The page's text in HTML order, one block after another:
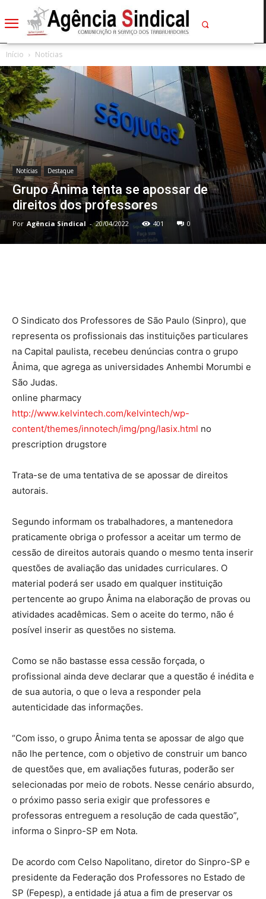
Início Notícias
Notícias Destaque
Grupo Ânima tenta se apossar de
direitos dos professores
Por Agência Sindical - 20/04/2022 401 0
O Sindicato dos Professores de São Paulo (Sinpro), que
representa os profissionais das instituições particulares
na Capital paulista, recebeu denúncias contra o grupo
Ânima, que agrega as universidades Anhembi Morumbi e
São Judas.
online pharmacy
http://www.kelvintech.com/kelvintech/wp-
content/themes/innotech/img/png/lasix.html no
prescription drugstore
Trata-se de uma tentativa de se apossar de direitos
autorais.
Segundo informam os trabalhadores, a mantenedora
praticamente obriga o professor a aceitar um termo de
cessão de direitos autorais quando o mesmo tenta inserir
questões de avaliação das unidades curriculares. O
material poderá ser usado em qualquer instituição
pertencente ao grupo Ânima na elaboração de provas ou
atividades acadêmicas. Sem o aceite do termo, não é
posível inserir as questões no sistema.
Como se não bastasse essa cessão forçada, o
profissional ainda deve declarar que a questão é inédita e
de sua autoria, o que o leva a responder pela
autenticidade das informações.
“Com isso, o grupo Ânima tenta se apossar de algo que
não lhe pertence, com o objetivo de construir um banco
de questões que, em avaliações futuras, poderão ser
selecionadas por meio de robots. Nesse cenário absurdo,
o próximo passo seria exigir que professores e
professoras entreguem a resolução de cada questão”,
informa o Sinpro-SP em Nota.
De acordo com Celso Napolitano, diretor do Sinpro-SP e
presidente da Federação dos Professores no Estado de
SP (Fepesp), a entidade já atua a fim de preservar os